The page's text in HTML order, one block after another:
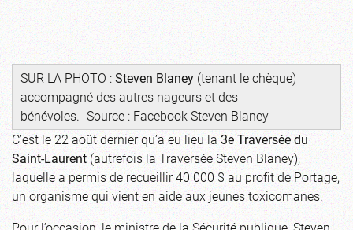
SUR LA PHOTO :Steven Blaney (tenant le chèque)
accompagné des autres nageurs et des
bénévoles.- Source : Facebook Steven Blaney
C’est le 22 août dernier qu’a eu lieu la3e Traversée du
Saint-Laurent(autrefois la Traversée Steven Blaney),
laquelle a permis de recueillir 40 000 $ au profit de Portage,
un organisme qui vient en aide aux jeunes toxicomanes.